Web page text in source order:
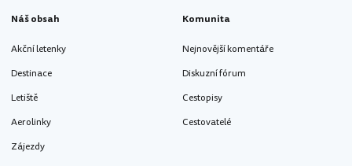
Náš obsah
Akční letenky
Destinace
Letiště
Aerolinky
Zájezdy
Komunita
Nejnovější komentáře
Diskuzní fórum
Cestopisy
Cestovatelé